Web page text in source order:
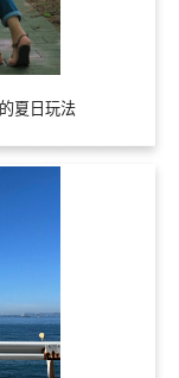
夏日玩法